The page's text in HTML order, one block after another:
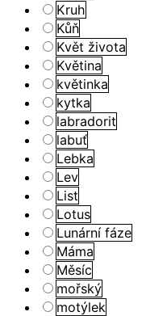
Kruh
Kůň
Květ života
Květina
květinka
kytka
labradorit
labuť
Lebka
Lev
List
Lotus
Lunární fáze
Máma
Měsíc
mořský
motýlek